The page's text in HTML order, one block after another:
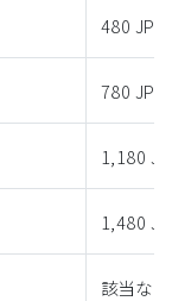
480 JPY
780 JPY
1,180
1,480
該当なし